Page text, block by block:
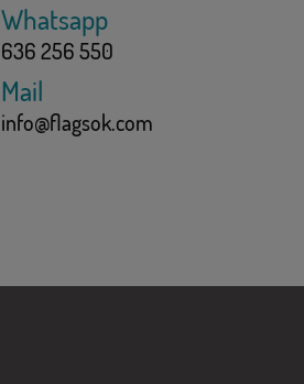
Whatsapp
636 256 550
Mail
info@flagsok.com